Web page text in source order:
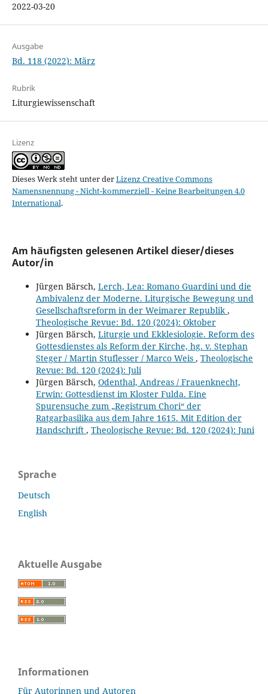
2022-03-20
Ausgabe
Bd. 118 (2022): März
Rubrik
Liturgiewissenschaft
Lizenz
Dieses Werk steht unter derLizenz Creative Commons
Namensnennung - Nicht-kommerziell - Keine Bearbeitungen 4.0
International.
Am häufigsten gelesenen Artikel dieser/dieses
Autor/in
Jürgen Bärsch, Lerch, Lea: Romano Guardini und die
Ambivalenz der Moderne. Liturgische Bewegung und
Gesellschaftsreform in der Weimarer Republik,
Theologische Revue: Bd. 120 (2024): Oktober
Jürgen Bärsch, Liturgie und Ekklesiologie. Reform des
Gottesdienstes als Reform der Kirche, hg. v. Stephan
Steger / Martin Stuflesser / Marco Weis , Theologische
Revue: Bd. 120 (2024): Juli
Jürgen Bärsch, Odenthal, Andreas / Frauenknecht,
Erwin: Gottesdienst im Kloster Fulda. Eine
Spurensuche zum „Registrum Chori“ der
Ratgarbasilika aus dem Jahre 1615. Mit Edition der
Handschrift , Theologische Revue: Bd. 120 (2024): Juni
Sprache
Deutsch
English
Aktuelle Ausgabe
Informationen
Für Autorinnen und Autoren